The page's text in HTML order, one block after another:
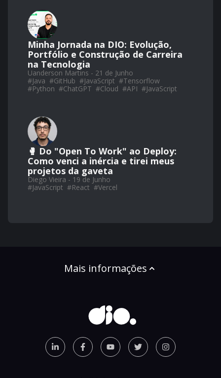
Minha Jornada na DIO: Evolução,
Portfólio e Construção de Carreira
na Tecnologia
Uanderson Martins - 21 de Junho
#Java #GitHub #JavaScript #Tensorflow
#Python #ChatGPT #Cloud #API #JavaScript
🥊 Do "Open To Work" ao Deploy:
Como venci a inércia e tirei meus
projetos da gaveta
Diego Vieira - 19 de Junho
#JavaScript #React #Vercel
Mais informações